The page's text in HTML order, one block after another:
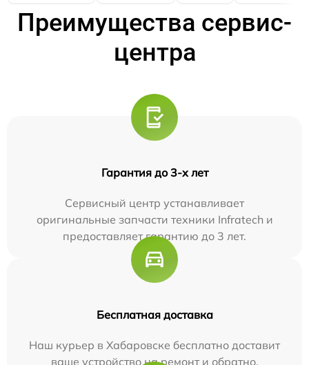
Преимущества сервис-
центра
Гарантия до 3-х лет
Сервисный центр устанавливает
оригинальные запчасти техники Infratech и
предоставляет гарантию до 3 лет.
Бесплатная доставка
Наш курьер в Хабаровске бесплатно доставит
ваше устройство на ремонт и обратно.